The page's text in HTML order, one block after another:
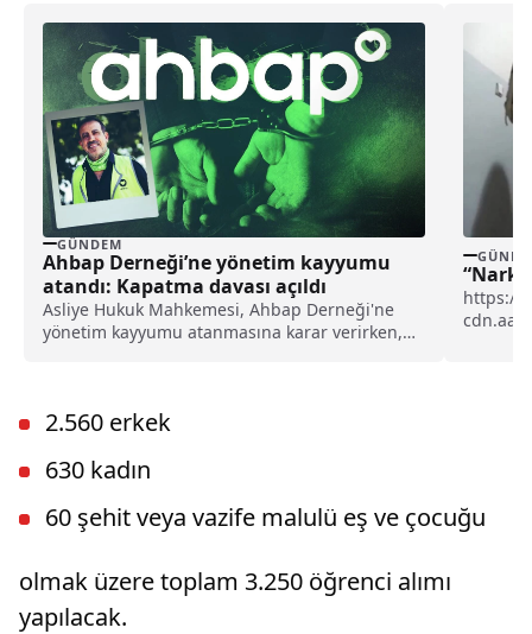
GÜNDEM
Ahbap Derneği’ne yönetim kayyumu
atandı: Kapatma davası açıldı
Asliye Hukuk Mahkemesi, Ahbap Derneği'ne
yönetim kayyumu atanmasına karar verirken,
https://
2.560 erkek
630 kadın
60 şehit veya vazife malulü eş ve çocuğu
olmak üzere toplam 3.250 öğrenci alımı
yapılacak.